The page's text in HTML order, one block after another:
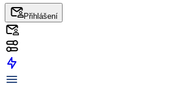
Přihlášení